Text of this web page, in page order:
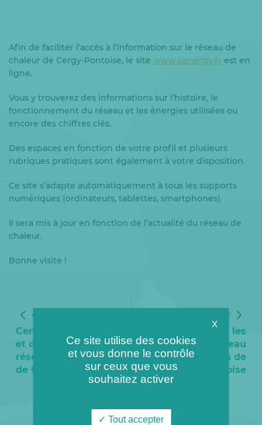
Afin de faciliter l’accès à l’information sur le réseau de
chaleur de Cergy-Pontoise, le site www.cenergy.fr est en
ligne.
Vous y trouverez des informations sur l’histoire, le
fonctionnement du réseau et les énergies utilisées ou
encore des chiffres clés.
Des espaces en fonction de votre profil et plusieurs
rubriques pratiques sont également à votre disposition.
Ce site s’adapte automatiquement à tous les supports
numériques (ordinateurs, tablettes, smartphones).
Il sera mis à jour en fonction de l’actualité du réseau de
chaleur.
Bonne visite !
Article précédent
CenergY exploitera
et développera le
réseau de chaleur
de Cergy-Pontoise
Article suivant
Coriance réunit les
usagers du réseau
de chaleur urbain de
Cergy-Pontoise
X
Ce site utilise des cookies
et vous donne le contrôle
sur ceux que vous
souhaitez activer
Tout accepter